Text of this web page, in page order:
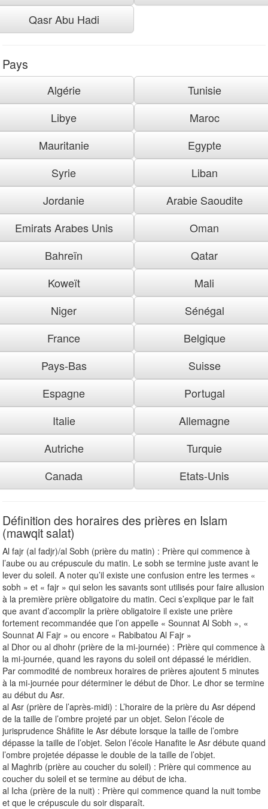
Qasr Abu Hadi
Pays
Algérie
Tunisie
Libye
Maroc
Mauritanie
Egypte
Syrie
Liban
Jordanie
Arabie Saoudite
Emirats Arabes Unis
Oman
Bahreïn
Qatar
Koweït
Mali
Niger
Sénégal
France
Belgique
Pays-Bas
Suisse
Espagne
Portugal
Italie
Allemagne
Autriche
Turquie
Canada
Etats-Unis
Définition des horaires des prières en Islam
(mawqit salat)
Al fajr (al fadjr)/al Sobh (prière du matin) : Prière qui commence à
l’aube ou au crépuscule du matin. Le sobh se termine juste avant le
lever du soleil. A noter qu’il existe une confusion entre les termes «
sobh » et « fajr » qui selon les savants sont utilisés pour faire allusion
à la première prière obligatoire du matin. Ceci s’explique par le fait
que avant d’accomplir la prière obligatoire il existe une prière
fortement recommandée que l’on appelle « Sounnat Al Sobh », «
Sounnat Al Fajr » ou encore « Rabibatou Al Fajr »
al Dhor ou al dhohr (prière de la mi-journée) : Prière qui commence à
la mi-journée, quand les rayons du soleil ont dépassé le méridien.
Par commodité de nombreux horaires de prières ajoutent 5 minutes
à la mi-journée pour déterminer le début de Dhor. Le dhor se termine
au début du Asr.
al Asr (prière de l’après-midi) : L’horaire de la prière du Asr dépend
de la taille de l’ombre projeté par un objet. Selon l’école de
jurisprudence Shâfiite le Asr débute lorsque la taille de l’ombre
dépasse la taille de l’objet. Selon l’école Hanafite le Asr débute quand
l’ombre projetée dépasse le double de la taille de l’objet.
al Maghrib (prière au coucher du soleil) : Prière qui commence au
coucher du soleil et se termine au début de icha.
al Icha (prière de la nuit) : Prière qui commence quand la nuit tombe
et que le crépuscule du soir disparaît.